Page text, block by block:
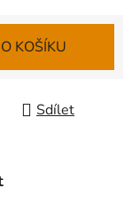
KOŠÍKU
Sdílet